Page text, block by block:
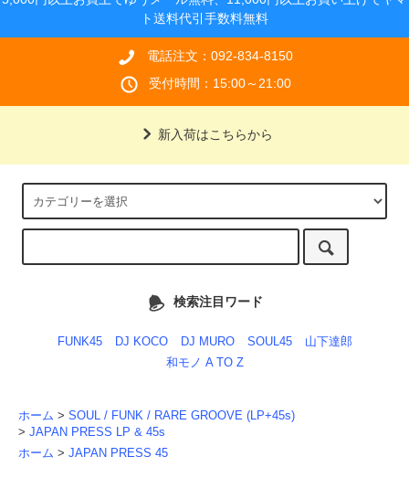
ト送料代引手数料無料
電話注文：092-834-8150
受付時間：15:00～21:00
新入荷はこちらから
検索注目ワード
FUNK45 DJ KOCO DJ MURO SOUL45
山下達郎
和モノ A TO Z
ホーム > SOUL / FUNK / RARE GROOVE (LP+45s)
> JAPAN PRESS LP & 45s
ホーム > JAPAN PRESS 45